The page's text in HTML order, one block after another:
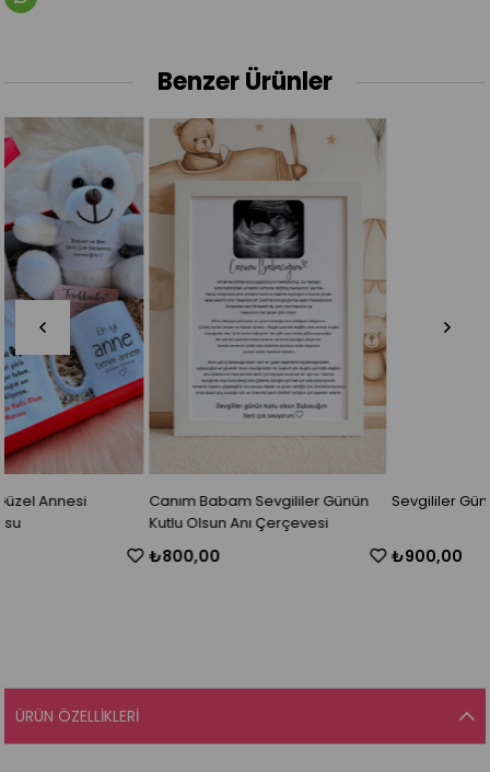
Benzer Ürünler
Canım Babam Sevgililer Günün
Kutlu Olsun Anı Çerçevesi
Sevgililer Günü Hediye Kutusu
ÜRÜN ÖZELLIKLERI